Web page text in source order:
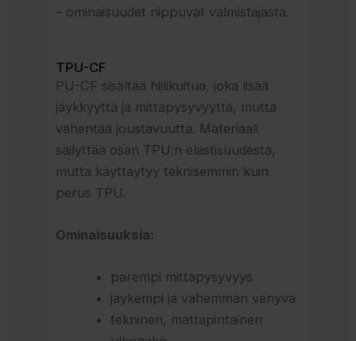
– ominaisuudet riippuvat valmistajasta.
TPU-CF
PU-CF sisältää hiilikuitua, joka lisää
jäykkyyttä ja mittapysyvyyttä, mutta
vähentää joustavuutta. Materiaali
säilyttää osan TPU:n elastisuudesta,
mutta käyttäytyy teknisemmin kuin
perus TPU.
Ominaisuuksia:
parempi mittapysyvyys
jäykempi ja vähemmän venyvä
tekninen, mattapintainen